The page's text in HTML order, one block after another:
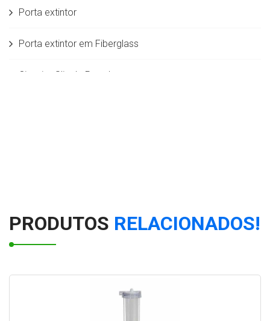
Porta extintor
Porta extintor em Fiberglass
Cinzeiro Slin de Parede
Cinzeiro Lixeira Plástica com Aro em Aço Inox - 50L
Dispenser em aço inox para copo de café de 50mL
PRODUTOS RELACIONADOS!